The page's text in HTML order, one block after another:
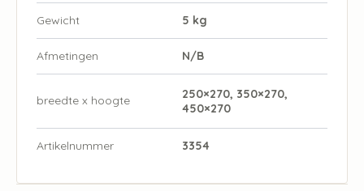
Gewicht 5 kg
Afmetingen N/B
breedte x hoogte
250×270, 350×270,
450×270
Artikelnummer 3354